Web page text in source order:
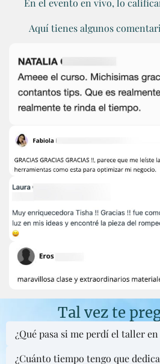
Aquí tienes algunos
Tal vez te
¿Qué pasa si me perdí el taller
El taller en vivo era solamente la
¿Cuánto tiempo tengo que